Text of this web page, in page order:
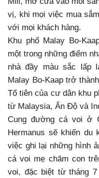
vị, khi mọi việc mua
với mọi khách hàng.
Khu phố Malay Bo-
một trong những điểm
nhà đầy màu sắc lấp
Malay Bo-Kaap trở
Tổ tiên của cư dân khu
từ Malaysia, Ấn Độ và
Cung đường cá voi ở
Hermanus sẽ khiến du
việc ghi lại những hình
cá voi mẹ chăm con
voi, đặc biệt từ tháng